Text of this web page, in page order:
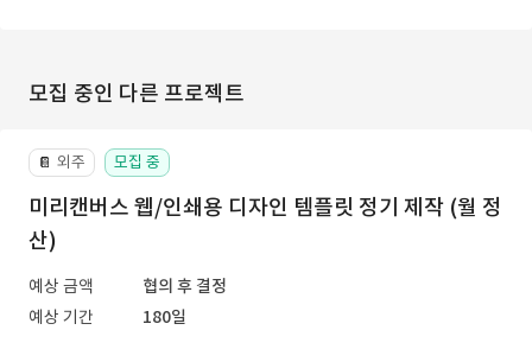
모집 중인 다른 프로젝트
📔 외주 모집 중
미리캔버스 웹/인쇄용 디자인 템플릿 정기 제작 (월 정
산)
예상 금액
협의 후 결정
예상 기간
180일